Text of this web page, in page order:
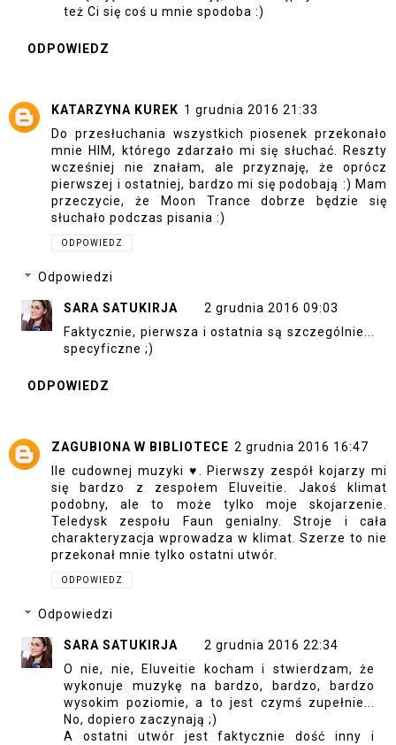
też Ci się coś u mnie spodoba :)
ODPOWIEDZ
KATARZYNA KUREK 1 grudnia 2016 21:33
Do przesłuchania wszystkich piosenek przekonało
mnie HIM, którego zdarzało mi się słuchać. Reszty
wcześniej nie znałam, ale przyznaję, że oprócz
pierwszej i ostatniej, bardzo mi się podobają :) Mam
przeczycie, że Moon Trance dobrze będzie się
słuchało podczas pisania :)
ODPOWIEDZ
Odpowiedzi
SARA SATUKIRJA
2 grudnia 2016 09:03
Faktycznie, pierwsza i ostatnia są szczególnie...
specyficzne ;)
ODPOWIEDZ
ZAGUBIONA W BIBLIOTECE 2 grudnia 2016 16:47
Ile cudownej muzyki ♥. Pierwszy zespół kojarzy mi
się bardzo z zespołem Eluveitie. Jakoś klimat
podobny, ale to może tylko moje skojarzenie.
Teledysk zespołu Faun genialny. Stroje i cała
charakteryzacja wprowadza w klimat. Szerze to nie
przekonał mnie tylko ostatni utwór.
ODPOWIEDZ
Odpowiedzi
SARA SATUKIRJA
2 grudnia 2016 22:34
O nie, nie, Eluveitie kocham i stwierdzam, że
wykonuje muzykę na bardzo, bardzo, bardzo
wysokim poziomie, a to jest czymś zupełnie...
No, dopiero zaczynają ;)
A ostatni utwór jest faktycznie dość inny i